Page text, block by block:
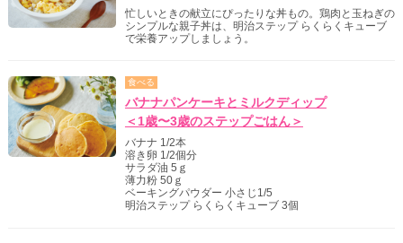
忙しいときの献立にぴったりな丼もの。鶏肉と玉ねぎの
シンプルな親子丼は、明治ステップ らくらくキューブ
で栄養アップしましょう。
食べる
バナナパンケーキとミルクディップ
＜1歳〜3歳のステップごはん＞
バナナ 1/2本
溶き卵 1/2個分
サラダ油 5ｇ
薄力粉 50ｇ
ベーキングパウダー 小さじ1/5
明治ステップ らくらくキューブ 3個